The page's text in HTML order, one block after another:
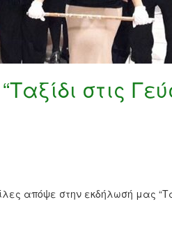
στις
απόψε στην εκδήλωσή μας